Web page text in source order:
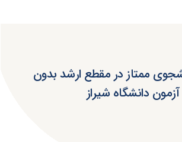
ممتاز در مقطع ارشد بدون
آزمون دانشگاه شیراز